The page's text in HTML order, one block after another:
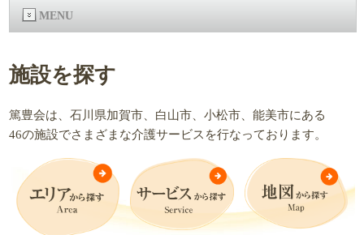
MENU
施設を探す
篤豊会は、石川県加賀市、白山市、小松市、能美市にある
46の施設でさまざまな介護サービスを行なっております。